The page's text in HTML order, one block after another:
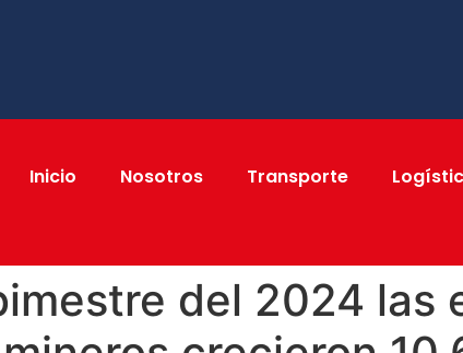
Inicio Nosotros Transporte
del 2024 las